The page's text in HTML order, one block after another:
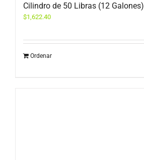
Cilindro de 50 Libras (12 Galones)
$1,622.40
Ordenar